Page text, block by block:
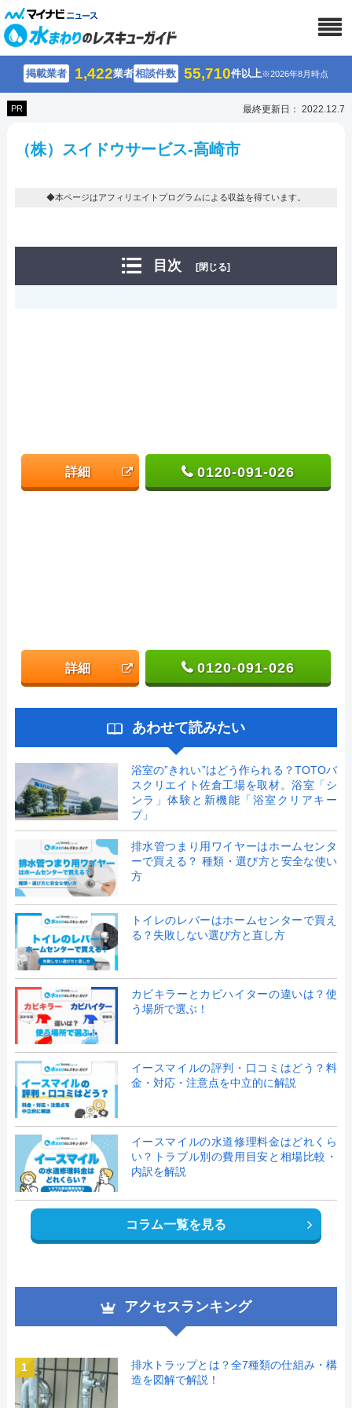
掲載業者 1,422業者相談件数 55,710件以上※2026年8月時点
PR 最終更新日： 2022.12.7
（株）スイドウサービス-高崎市
◆本ページはアフィリエイトプログラムによる収益を得ています。
目次 [閉じる]
詳細 0120-091-026
詳細 0120-091-026
あわせて読みたい
浴室の”きれい”はどう作られる？TOTOバ
スクリエイト佐倉工場を取材。浴室「シ
ンラ」体験と新機能「浴室クリアキー
プ」
排水管つまり用ワイヤーはホームセンタ
ーで買える？ 種類・選び方と安全な使い
方
トイレのレバーはホームセンターで買え
る？失敗しない選び方と直し方
カビキラーとカビハイターの違いは？使
う場所で選ぶ！
イースマイルの評判・口コミはどう？料
金・対応・注意点を中立的に解説
イースマイルの水道修理料金はどれくら
い？トラブル別の費用目安と相場比較・
内訳を解説
コラム一覧を見る
アクセスランキング
1
排水トラップとは？全7種類の仕組み・構
造を図解で解説！